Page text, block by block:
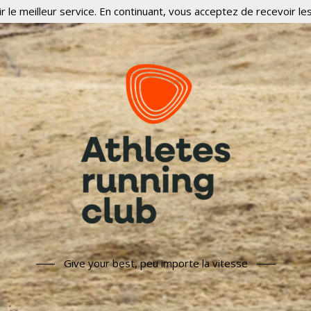
Give your best, peu importe la vitesse
meilleur service. En continuant, vous acceptez de recevoir